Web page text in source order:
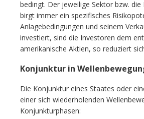
bedingt. Der jeweilige Sektor bzw.
birgt immer ein spezifisches
Anlagebedingungen und seinem
investiert, sind die Investoren dem
amerikanische Aktien, so reduziert
Konjunktur in
Die Konjunktur eines Staates oder
einer sich wiederholenden
Konjunkturphasen: